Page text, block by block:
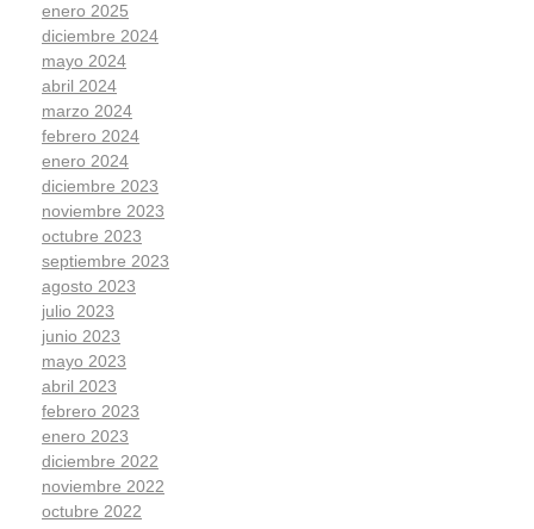
enero 2025
diciembre 2024
mayo 2024
abril 2024
marzo 2024
febrero 2024
enero 2024
diciembre 2023
noviembre 2023
octubre 2023
septiembre 2023
agosto 2023
julio 2023
junio 2023
mayo 2023
abril 2023
febrero 2023
enero 2023
diciembre 2022
noviembre 2022
octubre 2022